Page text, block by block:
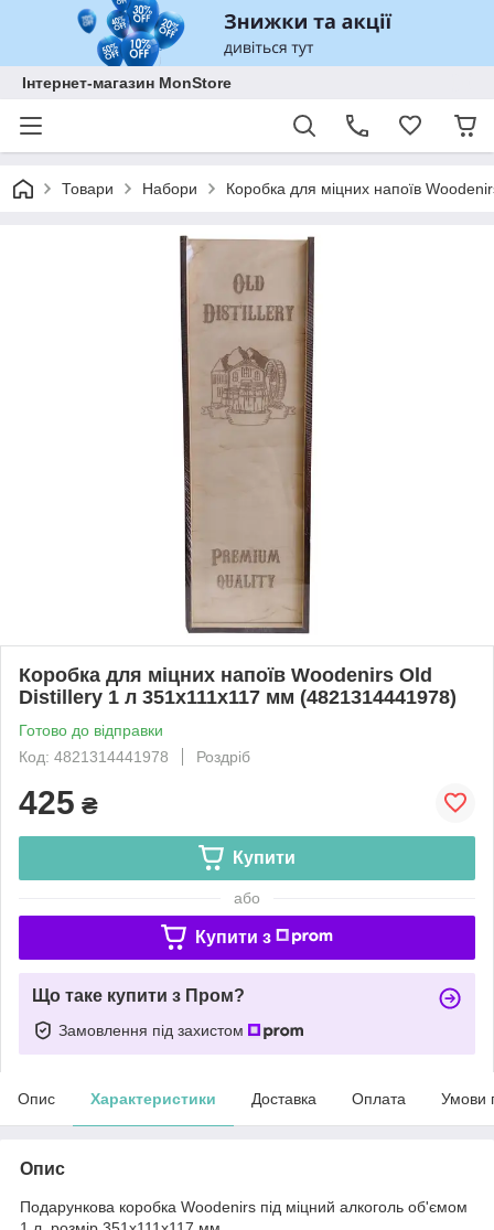
Інтернет-магазин MonStore
Товари Набори Коробка для міцних напоїв
Коробка для міцних напоїв Woodenirs Old
Distillery 1 л 351х111х117 мм (4821314441978)
Готово до відправки
Код: 4821314441978
Роздріб
425 ₴
Купити
або
Купити з
Що таке купити з Пром?
Замовлення під захистом
Опис Характеристики Доставка Оплата Умови
Опис
Подарункова коробка Woodenirs під міцний алкоголь об'ємом